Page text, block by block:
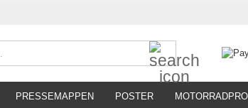
PRESSEMAPPEN POSTER